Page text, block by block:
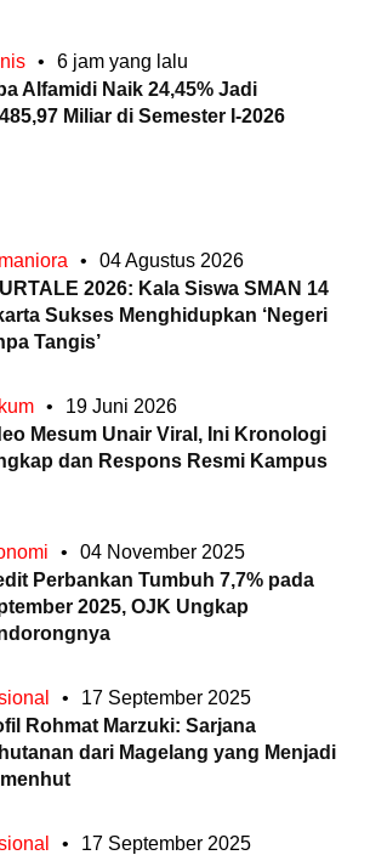
•
6 jam yang lalu
Alfamidi Naik 24,45% Jadi
Miliar di Semester I-2026
•
04 Agustus 2026
2026: Kala Siswa SMAN 14
Sukses Menghidupkan ‘Negeri
Tangis’
•
19 Juni 2026
Mesum Unair Viral, Ini Kronologi
dan Respons Resmi Kampus
•
04 November 2025
Perbankan Tumbuh 7,7% pada
2025, OJK Ungkap
•
17 September 2025
Rohmat Marzuki: Sarjana
dari Magelang yang Menjadi
•
17 September 2025